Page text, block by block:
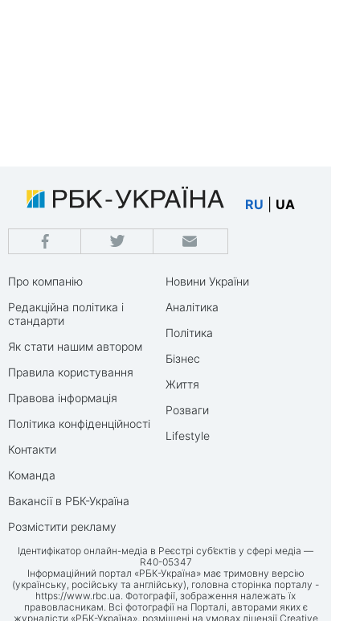
RU UA
Про компанію
Редакційна політика і
стандарти
Як стати нашим автором
Правила користування
Правова інформація
Політика конфіденційності
Контакти
Команда
Вакансії в РБК-Україна
Розмістити рекламу
Новини України
Аналітика
Політика
Бізнес
Життя
Розваги
Lifestyle
Ідентифікатор онлайн-медіа в Реєстрі суб’єктів у сфері медіа —
R40-05347
Інформаційний портал «РБК-Україна» має тримовну версію
(українську, російську та англійську), головна сторінка порталу -
https://www.rbc.ua. Фотографії, зображення належать їх
правовласникам. Всі фотографії на Порталі, авторами яких є
журналісти «РБК-Україна», розміщені на умовах ліцензії Creative